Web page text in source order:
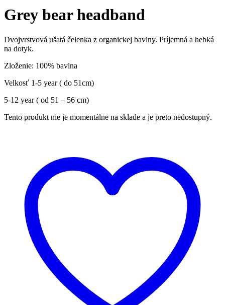
Grey bear headband
Dvojvrstvová ušatá čelenka z organickej bavlny. Príjemná a hebká
na dotyk.
Zloženie: 100% bavlna
Velkosť 1-5 year ( do 51cm)
5-12 year ( od 51 – 56 cm)
Tento produkt nie je momentálne na sklade a je preto nedostupný.